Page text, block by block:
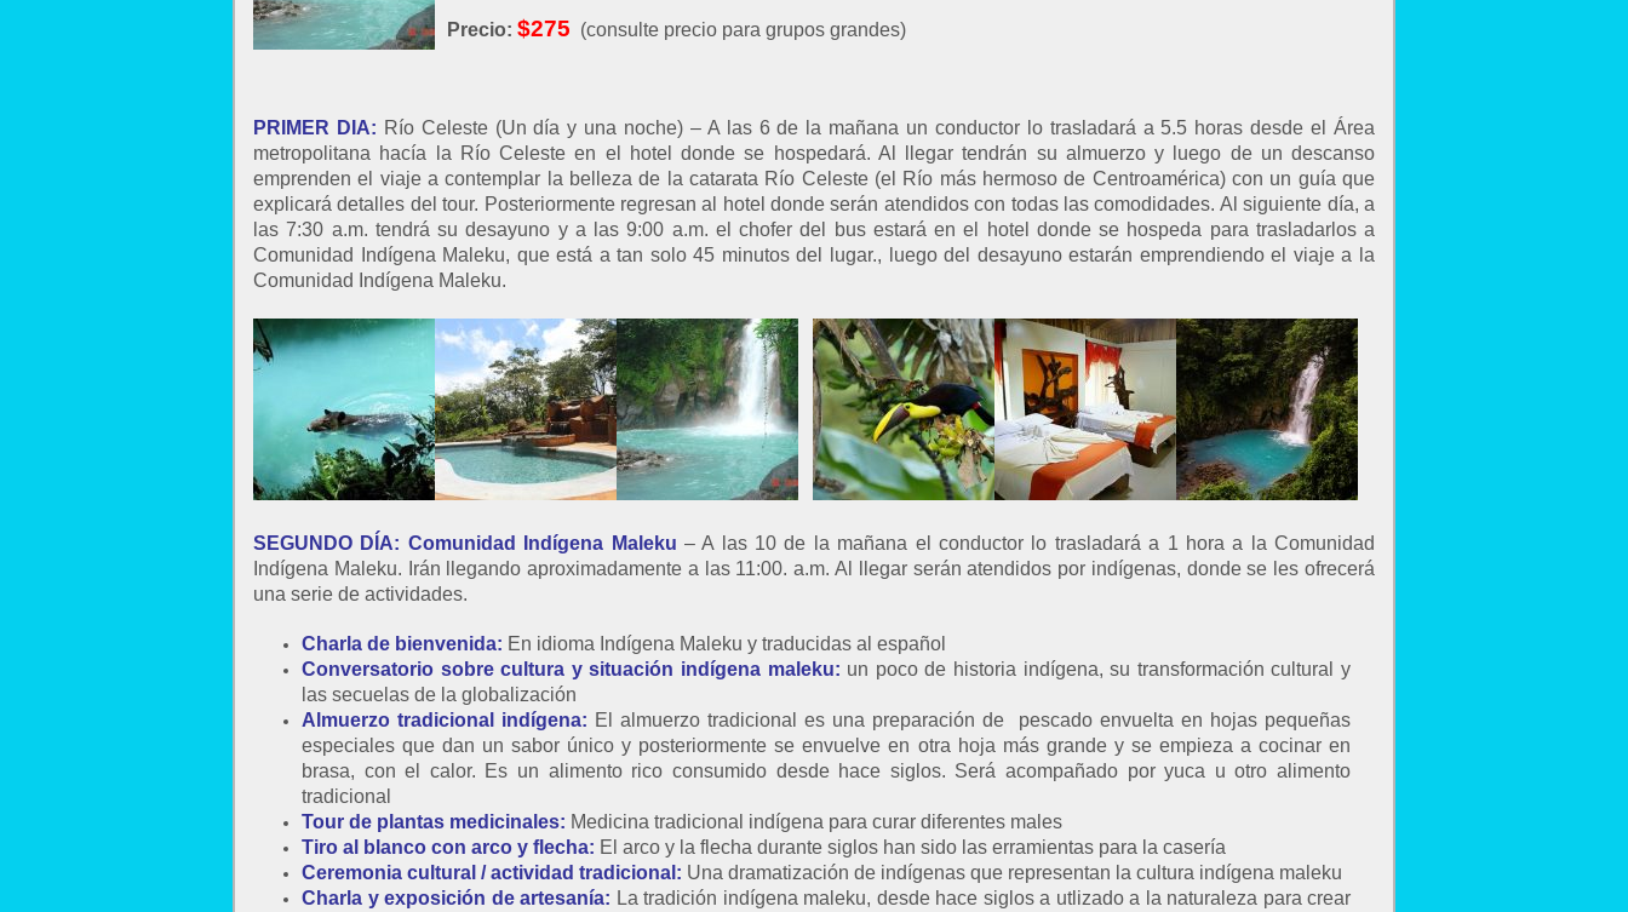
Precio: $275 (consulte precio para grupos grandes)
PRIMER DIA: Río Celeste (Un día y una noche) – A las 6 de la mañana un conductor lo trasladará a 5.5 horas desde el Área
metropolitana hacía la Río Celeste en el hotel donde se hospedará. Al llegar tendrán su almuerzo y luego de un descanso
emprenden el viaje a contemplar la belleza de la catarata Río Celeste (el Río más hermoso de Centroamérica) con un guía que
explicará detalles del tour. Posteriormente regresan al hotel donde serán atendidos con todas las comodidades. Al siguiente día, a
las 7:30 a.m. tendrá su desayuno y a las 9:00 a.m. el chofer del bus estará en el hotel donde se hospeda para trasladarlos a
Comunidad Indígena Maleku, que está a tan solo 45 minutos del lugar., luego del desayuno estarán emprendiendo el viaje a la
Comunidad Indígena Maleku.
SEGUNDO DÍA: Comunidad Indígena Maleku – A las 10 de la mañana el conductor lo trasladará a 1 hora a la Comunidad
Indígena Maleku. Irán llegando aproximadamente a las 11:00. a.m. Al llegar serán atendidos por indígenas, donde se les ofrecerá
una serie de actividades.
Charla de bienvenida: En idioma Indígena Maleku y traducidas al español
Conversatorio sobre cultura y situación indígena maleku: un poco de historia indígena, su transformación cultural y
las secuelas de la globalización
Almuerzo tradicional indígena: El almuerzo tradicional es una preparación de pescado envuelta en hojas pequeñas
especiales que dan un sabor único y posteriormente se envuelve en otra hoja más grande y se empieza a cocinar en
brasa, con el calor. Es un alimento rico consumido desde hace siglos. Será acompañado por yuca u otro alimento
tradicional
Tour de plantas medicinales: Medicina tradicional indígena para curar diferentes males
Tiro al blanco con arco y flecha: El arco y la flecha durante siglos han sido las erramientas para la casería
Ceremonia cultural / actividad tradicional: Una dramatización de indígenas que representan la cultura indígena maleku
C harla y exposición de artesanía: La tradición indígena maleku, desde hace siglos a utlizado a la naturaleza para crear